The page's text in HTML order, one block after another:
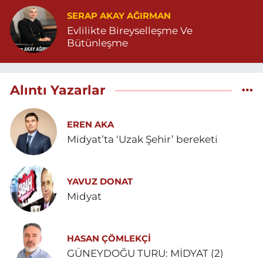
SERAP AKAY AĞIRMAN
Evlilikte Bireyselleşme Ve
Bütünleşme
Alıntı Yazarlar
EREN AKA
Midyat’ta ‘Uzak Şehir’ bereketi
YAVUZ DONAT
Midyat
HASAN ÇÖMLEKÇİ
GÜNEYDOĞU TURU: MİDYAT (2)